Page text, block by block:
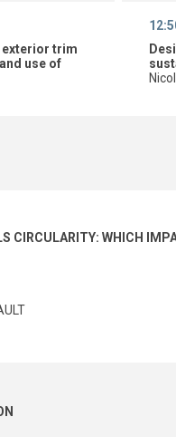
exterior trim
use of
CIRCULARITY: WHICH